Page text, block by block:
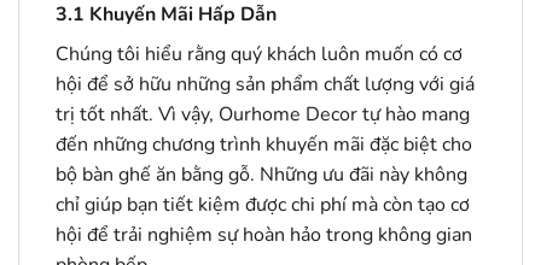
3.1 Khuyến Mãi Hấp Dẫn
Chúng tôi hiểu rằng quý khách luôn muốn có cơ
hội để sở hữu những sản phẩm chất lượng với giá
trị tốt nhất. Vì vậy, Ourhome Decor tự hào mang
đến những chương trình khuyến mãi đặc biệt cho
bộ bàn ghế ăn bằng gỗ. Những ưu đãi này không
chỉ giúp bạn tiết kiệm được chi phí mà còn tạo cơ
hội để trải nghiệm sự hoàn hảo trong không gian